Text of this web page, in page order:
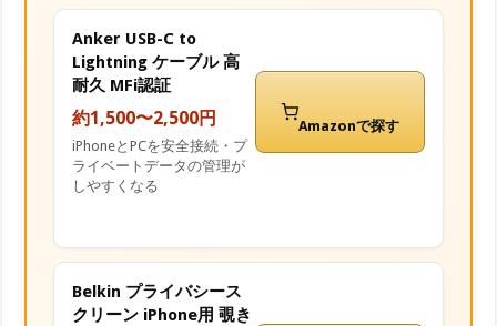
Anker USB-C to
Lightning ケーブル 高
耐久 MFi認証
約1,500〜2,500円
iPhoneとPCを安全接続・プ
ライベートデータの管理が
しやすくなる
Amazonで探す
Belkin プライバシース
クリーン iPhone用 覗き